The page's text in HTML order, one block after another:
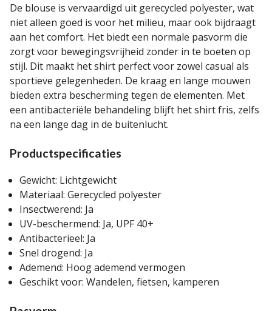
De blouse is vervaardigd uit gerecycled polyester, wat
niet alleen goed is voor het milieu, maar ook bijdraagt
aan het comfort. Het biedt een normale pasvorm die
zorgt voor bewegingsvrijheid zonder in te boeten op
stijl. Dit maakt het shirt perfect voor zowel casual als
sportieve gelegenheden. De kraag en lange mouwen
bieden extra bescherming tegen de elementen. Met
een antibacteriële behandeling blijft het shirt fris, zelfs
na een lange dag in de buitenlucht.
Productspecificaties
Gewicht: Lichtgewicht
Materiaal: Gerecycled polyester
Insectwerend: Ja
UV-beschermend: Ja, UPF 40+
Antibacterieel: Ja
Snel drogend: Ja
Ademend: Hoog ademend vermogen
Geschikt voor: Wandelen, fietsen, kamperen